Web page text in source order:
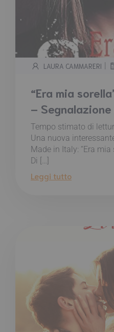
LAURA CAMMARERI |
“Era mia
–
Tempo stimato di
Una nuova
Made in Italy: “Era mia
Di […]
Leggi tutto